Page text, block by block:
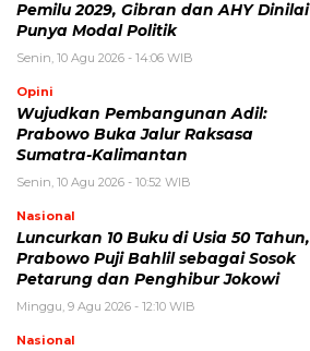
Pemilu 2029, Gibran dan AHY Dinilai
Punya Modal Politik
Senin, 10 Agu 2026 - 14:06 WIB
Opini
Wujudkan Pembangunan Adil:
Prabowo Buka Jalur Raksasa
Sumatra-Kalimantan
Senin, 10 Agu 2026 - 10:52 WIB
Nasional
Luncurkan 10 Buku di Usia 50 Tahun,
Prabowo Puji Bahlil sebagai Sosok
Petarung dan Penghibur Jokowi
Minggu, 9 Agu 2026 - 12:10 WIB
Nasional